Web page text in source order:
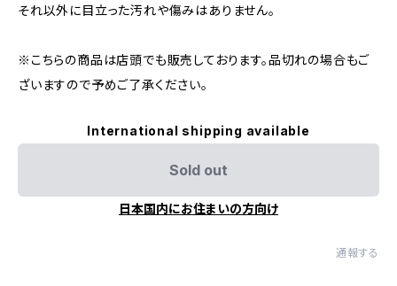
それ以外に目立った汚れや傷みはありません。
※こちらの商品は店頭でも販売しております。品切れの場合もご
ざいますので予めご了承ください。
International shipping available
Sold out
日本国内にお住まいの方向け
通報する